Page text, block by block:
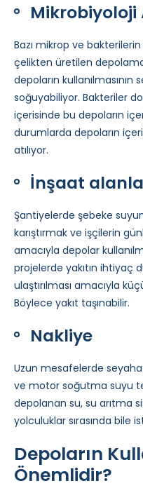
Mikrobiyoloji
Bazı mikrop ve
çelikten üretilen depolama
depoların
soğuyabiliyor. Bakteriler
içerisinde bu depoların
durumlarda depoların
atılıyor.
İnşaat
Şantiyelerde şebeke
karıştırmak ve işçilerin
amacıyla depolar
projelerde yakıtın ihtiyaç
ulaştırılması amacıyla
Böylece yakıt taşınabilir.
Nakliye
Uzun mesafelerde
ve motor soğutma suyu
depolanan su, su arıtma
yolculuklar sırasında bile
Depoların
Önemlidir?